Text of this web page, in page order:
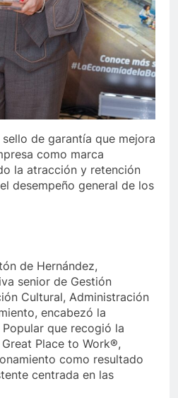
de garantía que mejora
como marca
la atracción y retención
desempeño general de los
de Hernández,
senior de Gestión
Cultural, Administración
encabezó la
que recogió la
Place to Work®,
como resultado
centrada en las